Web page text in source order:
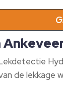
de lekkage